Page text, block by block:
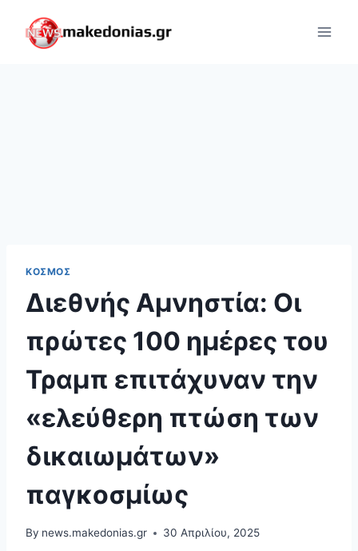
content
ΚΌΣΜΟΣ
Διεθνής Αμνηστία: Οι
πρώτες 100 ημέρες του
Τραμπ επιτάχυναν την
«ελεύθερη πτώση των
δικαιωμάτων»
παγκοσμίως
By news.makedonias.gr 30 Απριλίου, 2025